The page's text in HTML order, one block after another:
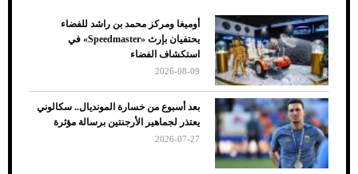
ضعف تبريد مكيف السيارة عند الوقوف.. أشهر
الأسباب والحلول
أوميغا ومركز محمد بن راشد للفضاء
يحتفيان بإرث «Speedmaster» في
استكشاف الفضاء
2026-08-09
بعد أسبوع من خسارة المونديال.. سكالوني
يعتذر لجماهير الأرجنتين برسالة مؤثرة
2026-07-27